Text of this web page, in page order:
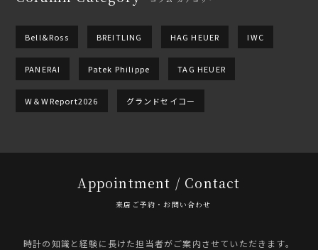
Bell&Ross BREITLING HAG HEUER IWC
PANERAI Patek Philippe TAG HEUER
W＆WReport2026 グランドセイコー
Appointment / Contact
来店ご予約・お問い合わせ
時計の知識と経験に長けた担当者がご案内させていただきます。